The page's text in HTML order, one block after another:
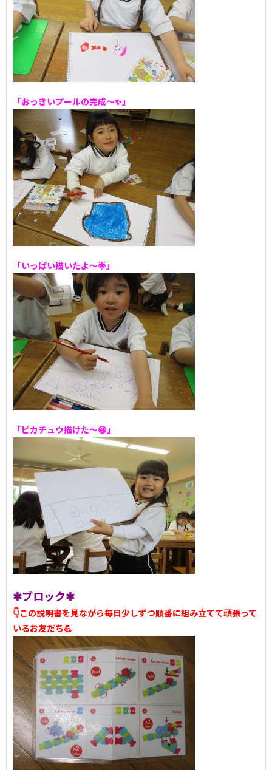
「おっきいプールの完成～✨」
「いっぱい描いたよ～🌟」
「ピカチュウ描けた～😆」
✱ブロック✱
👇この説明書を見ながら毎日少しずつ順番に組み立てて頑張って
いるお友だち💪